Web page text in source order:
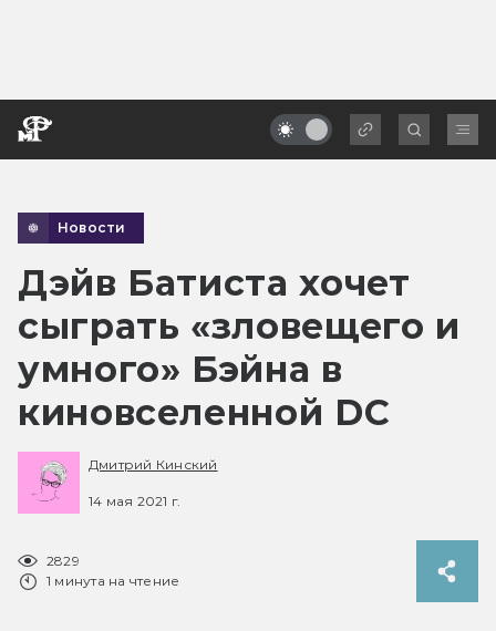
Новости
Дэйв Батиста хочет
сыграть «зловещего и
умного» Бэйна в
киновселенной DC
Дмитрий Кинский
14 мая 2021 г.
2829
1 минута на чтение